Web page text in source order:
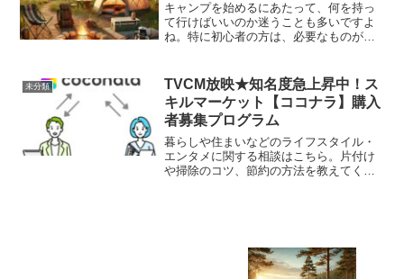
キャンプを始めるにあたって、何を持っ
て行けばいいのか迷うことも多いですよ
ね。特に初心者の方は、必要なものが分
今回は、キャンプ初心者でも安心して楽
しめる「必需品」を10点ご紹介します。
未分類
TVCM放映★知名度急上昇中！ス
キルマーケット【ココナラ】購入
者募集プログラム
暮らしや住まいなどのライフスタイル・
エンタメに関する相談はこちら。片付け
や掃除のコツ、節約の方法を教えてくれ